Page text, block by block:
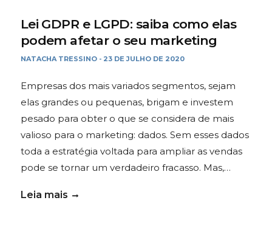
Lei GDPR e LGPD: saiba como elas
podem afetar o seu marketing
NATACHA TRESSINO - 23 DE JULHO DE 2020
Empresas dos mais variados segmentos, sejam
elas grandes ou pequenas, brigam e investem
pesado para obter o que se considera de mais
valioso para o marketing: dados. Sem esses dados
toda a estratégia voltada para ampliar as vendas
pode se tornar um verdadeiro fracasso. Mas,…
Leia mais